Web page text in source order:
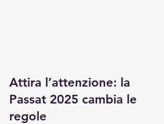
Attira l’attenzione: la
Passat 2025 cambia le
regole